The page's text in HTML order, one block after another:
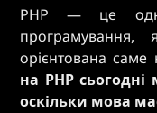
PHP — це
орієнтована саме
на PHP сьогодні
оскільки мова